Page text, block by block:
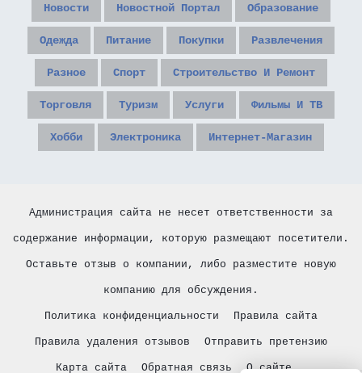
Новости Новостной Портал Образование
Одежда Питание Покупки Развлечения
Разное Спорт Строительство И Ремонт
Торговля Туризм Услуги Фильмы И ТВ
Хобби Электроника Интернет-Магазин
Администрация сайта не несет ответственности за
содержание информации, которую размещают посетители.
Оставьте отзыв о компании, либо разместите новую
компанию для обсуждения.
Политика конфиденциальности Правила сайта
Правила удаления отзывов Отправить претензию
Карта сайта Обратная связь О сайте